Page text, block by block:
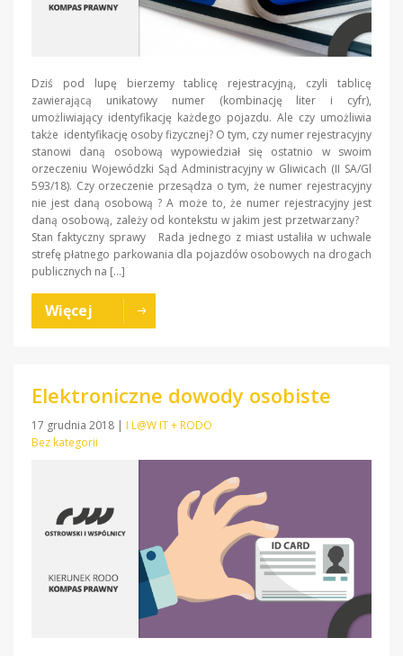
Dziś pod lupę bierzemy tablicę rejestracyjną, czyli tablicę
zawierającą unikatowy numer (kombinację liter i cyfr),
umożliwiający identyfikację każdego pojazdu. Ale czy umożliwia
także identyfikację osoby fizycznej? O tym, czy numer rejestracyjny
stanowi daną osobową wypowiedział się ostatnio w swoim
orzeczeniu Wojewódzki Sąd Administracyjny w Gliwicach (II SA/Gl
593/18). Czy orzeczenie przesądza o tym, że numer rejestracyjny
nie jest daną osobową ? A może to, że numer rejestracyjny jest
daną osobową, zależy od kontekstu w jakim jest przetwarzany?
Stan faktyczny sprawy Rada jednego z miast ustaliła w uchwale
strefę płatnego parkowania dla pojazdów osobowych na drogach
publicznych na […]
Więcej
Elektroniczne dowody osobiste
17 grudnia 2018 | I L@W IT + RODO
Bez kategorii